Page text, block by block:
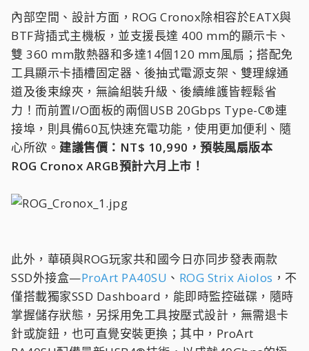
內部空間、設計方面，ROG Cronox除相容於EATX與
BTF背插式主機板，並支援長達 400 mm的顯示卡、
雙 360 mm散熱器和多達14個120 mm風扇；搭配免
工具顯示卡插槽固定器、後抽式電源支架、雙理線通
道及後束線夾，無論組裝升級、後續維護皆輕鬆省
力！而前置I/O面板的兩個USB 20Gbps Type-C®連
接埠，則具備60瓦快速充電功能，使用更加便利、隨
心所欲。 建議售價：NT$ 10,990，預裝風扇版本
ROG Cronox ARGB預計六月上市！
此外，華碩與ROG玩家共和國今日亦同步發表兩款
SSD外接盒—ProArt PA40SU 、 ROG Strix Aiolos ，不
僅搭載獨家SSD Dashboard，能即時監控磁碟，隨時
掌握儲存狀態，另採用免工具按壓式設計，無需退卡
針或旋鈕，也可直覺安裝更換；其中，ProArt